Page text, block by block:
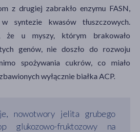
z drugiej zabrakło enzymu FASN,
syntezie kwasów tłuszczowych.
że u myszy, którym brakowało
genów, nie doszło do rozwoju
spożywania cukrów, co miało
wyłącznie białka ACP.
nowotwory jelita grubego
glukozowo-fruktozowy na